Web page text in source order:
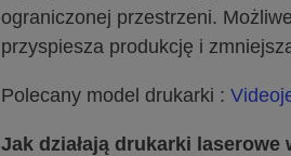
ograniczonej przestrzeni.
przyspiesza produkcję i
Polecany model drukarki :
Jak działają drukarki